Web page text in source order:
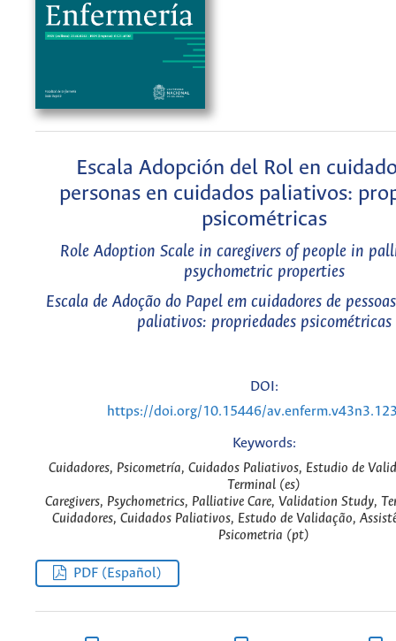
Escala Adopción del Rol en
personas en cuidados paliativos:
psicométricas
Role Adoption Scale in caregivers of people in
psychometric properties
Escala de Adoção do Papel em cuidadores de
paliativos: propriedades psicométricas
DOI:
https://doi.org/10.15446/
Keywords:
Cuidadores, Psicometría, Cuidados Paliativos, Estudio de
Terminal (es)
Caregivers, Psychometrics, Palliative Care, Validation Study,
Cuidadores, Cuidados Paliativos, Estudo de Validação,
Psicometria (pt)
PDF (Español)